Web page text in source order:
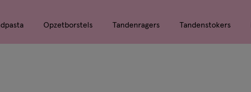
met
geavanceerde
Opzetborstels Tandenragers Tandenstokers